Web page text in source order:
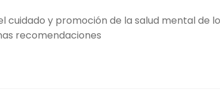
y promoción de la salud mental de
recomendaciones